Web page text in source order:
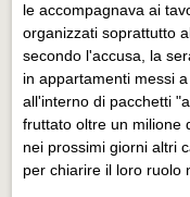
le accompagnava ai
organizzati soprattutto
secondo l'accusa, la
in appartamenti messi
all'interno di pacchetti
fruttato oltre un milione
nei prossimi giorni altri
per chiarire il loro ruolo